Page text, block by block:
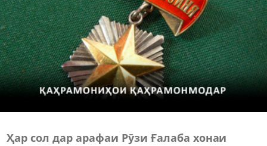
Ҳар сол дар арафаи Рӯзи Ғалаба хонаи